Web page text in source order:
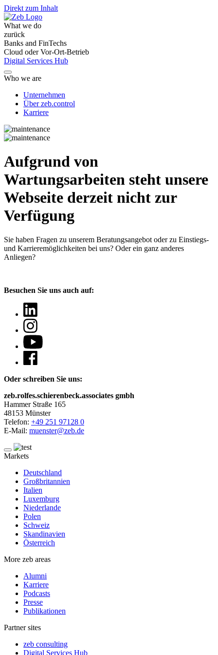
Direkt zum Inhalt
What we do
zurück
Banks and FinTechs
Cloud oder Vor-Ort-Betrieb
Digital Services Hub
Who we are
Unternehmen
Über zeb.control
Karriere
Aufgrund von
Wartungsarbeiten steht unsere
Webseite derzeit nicht zur
Verfügung
Sie haben Fragen zu unserem Beratungsangebot oder zu Einstiegs-
und Karrieremöglichkeiten bei uns? Oder ein ganz anderes
Anliegen?
Besuchen Sie uns auch auf:
Oder schreiben Sie uns:
zeb.rolfes.schierenbeck.associates gmbh
Hammer Straße 165
48153 Münster
Telefon: +49 251 97128 0
E-Mail: muenster@zeb.de
Markets
Deutschland
Großbritannien
Italien
Luxemburg
Niederlande
Polen
Schweiz
Skandinavien
Österreich
More zeb areas
Alumni
Karriere
Podcasts
Presse
Publikationen
Partner sites
zeb consulting
Digital Services Hub